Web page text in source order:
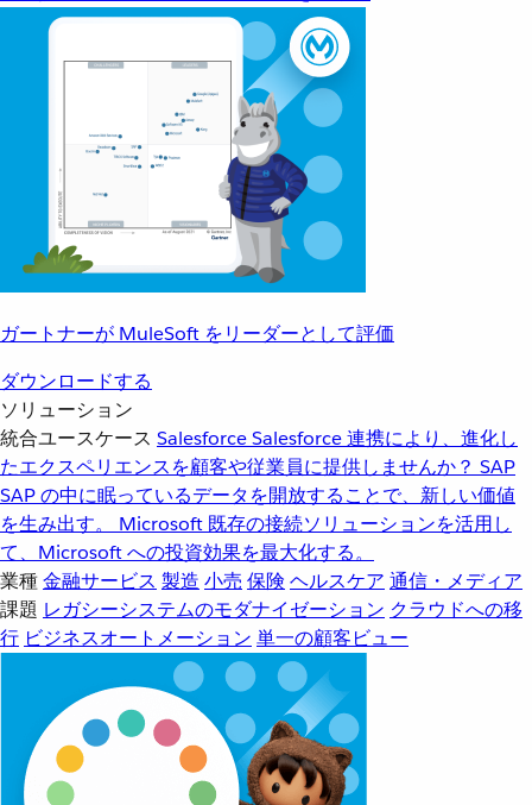
ガートナーが MuleSoft をリーダーとして評価
ダウンロードする
ソリューション
統合ユースケース SalesforceSalesforce 連携により、進化し
たエクスペリエンスを顧客や従業員に提供しませんか？ SAP
SAP の中に眠っているデータを開放することで、新しい価値
を生み出す。
Microsoft 既存の接続ソリューションを活用し
て、Microsoft への投資効果を最大化する。
業種金融サービス 製造 小売 保険 ヘルスケア 通信・メディア
課題 レガシーシステムのモダナイゼーション クラウドへの移
行 ビジネスオートメーション 単一の顧客ビュー